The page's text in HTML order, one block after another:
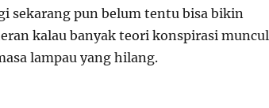
sekarang pun belum tentu bisa bikin
kalau banyak teori konspirasi muncul
lampau yang hilang.